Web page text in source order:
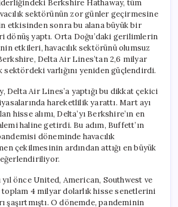
Buffett,
Zor
Durumdaki
Havacılık
Sektörüne
Yeniden
Yatırım
Yapıyor
Berkshire Hathaway, tüm
sektörünün zor günler geçirmesine
etkisinden sonra bu alana büyük bir
dönüş yaptı. Orta Doğu’daki gerilimlerin
etkileri, havacılık sektörünü olumsuz
Delta Air Lines’tan 2,6 milyar
sektördeki varlığını yeniden güçlendirdi.
Delta Air Lines’a yaptığı bu dikkat çekici
hareketlilik yarattı. Mart ayı
hisse alımı, Delta’yı Berkshire’ın en
haline getirdi. Bu adım, Buffett’ın
döneminde havacılık
çekilmesinin ardından attığı en büyük
önce United, American, Southwest ve
toplam 4 milyar dolarlık hisse senetlerini
şaşırtmıştı. O dönemde, pandeminin